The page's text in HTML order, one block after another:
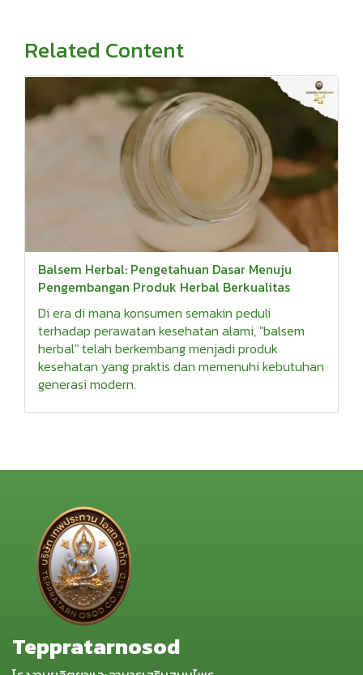
Related Content
Balsem Herbal: Pengetahuan Dasar Menuju
Pengembangan Produk Herbal Berkualitas
Di era di mana konsumen semakin peduli
terhadap perawatan kesehatan alami, "balsem
herbal" telah berkembang menjadi produk
kesehatan yang praktis dan memenuhi kebutuhan
generasi modern.
Teppratarnosod